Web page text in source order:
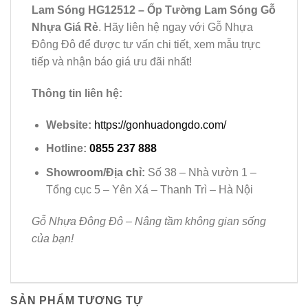
Lam Sóng HG12512 – Ốp Tường Lam Sóng Gỗ
Nhựa Giá Rẻ. Hãy liên hệ ngay với Gỗ Nhựa
Đông Đô để được tư vấn chi tiết, xem mẫu trực
tiếp và nhận báo giá ưu đãi nhất!
Thông tin liên hệ:
Website: https://gonhuadongdo.com/
Hotline: 0855 237 888
Showroom/Địa chỉ: Số 38 – Nhà vườn 1 –
Tổng cục 5 – Yên Xá – Thanh Trì – Hà Nội
Gỗ Nhựa Đông Đô – Nâng tầm không gian sống
của bạn!
SẢN PHẨM TƯƠNG TỰ